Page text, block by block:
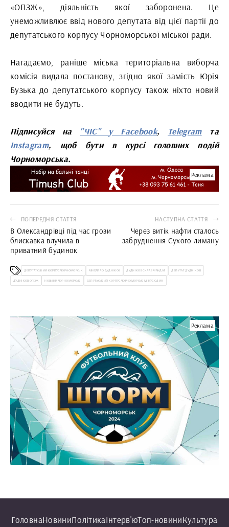
«ОПЗЖ», діяльність якої заборонена. Це
унеможливлює ввід нового депутата від цієї партії до
депутатського корпусу Чорноморської міської ради.
Нагадаємо, раніше міська територіальна виборча
комісія видала постанову, згідно якої замість Юрія
Бузька до депутатського корпусу також ніхто новий
вводити не будуть.
Підписуйся на "ЧІС" у Facebook, Telegram
та
Instagram, щоб бути в курсі головних подій
Чорноморська.
Реклама
ПОПЕРЕДНЯ СТАТТЯ
В Олександрівці під час грози
блискавка влучила в
приватний будинок
НАСТУПНА СТАТТЯ
Через витік нафти сталось
забруднення Сухого лиману
ДЕПУТАТСЬКИЙ КОРПУС ЧОРНОМОРСЬК МИХАЙЛО ДУДНІКОВ ДУДНІКОВ СКЛАВ МАНДАТ ДЕПУТАТ ДУДНІКОВ
ДУДНІКОВ ОПЗЖ НОВИНИ ЧОРНОМОРСЬК ДЕПУТАСЬКИЙ КОРПУС ЧОРНОМОРСЬК МІНУС ОДИН
Реклама
ГоловнаНовиниПолітикаІнтерв'юТоп-новиниКультура